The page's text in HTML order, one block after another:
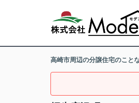
高崎市周辺の分譲住宅のこと